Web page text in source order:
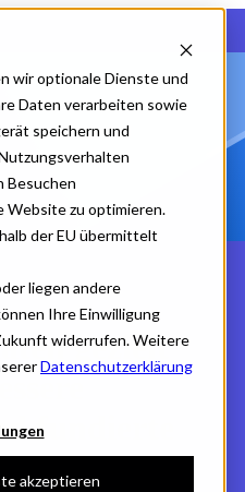
wir optionale Dienste und
Daten verarbeiten sowie
speichern und
Besuchen
Website zu optimieren.
der EU übermittelt
liegen andere
Ihre Einwilligung
widerrufen. Weitere
Datenschutzerklärung
akzeptieren
gezielt
fundierte